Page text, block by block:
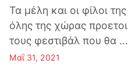
Τα μέλη και οι φίλοι
όλης της χώρας
τους φεστιβάλ που θα ...
Μαΐ 31, 2021